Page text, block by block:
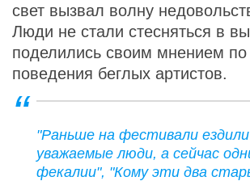
свет вызвал волну
Люди не стали стесняться в
поделились своим мнением по
поведения беглых артистов.
"Раньше на фестивали ездили
уважаемые люди, а сейчас
фекалии", "Кому эти два